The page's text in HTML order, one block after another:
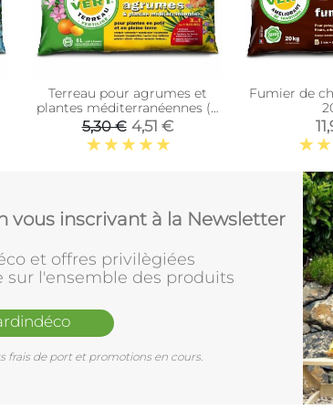
Terreau pour agrumes et
plantes méditerranéennes (6
litres)
5,30 € 4,51 €
Fumier de
vous inscrivant à la Newsletter
et offres privilègiées
sur l'ensemble des produits
frais de port et promotions en cours.